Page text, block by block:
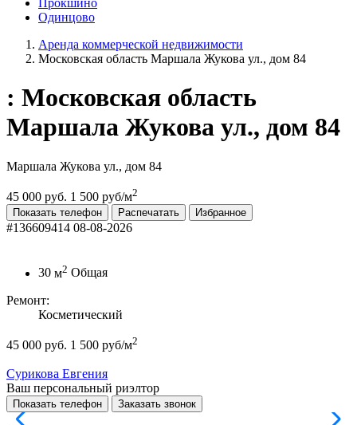
Прокшино
Одинцово
Аренда коммерческой недвижимости
Московская область Маршала Жукова ул., дом 84
: Московская область
Маршала Жукова ул., дом 84
Маршала Жукова ул., дом 84
45 000 руб. 1 500 руб/м2
Показать телефон
Распечатать Избранное
#136609414 08-08-2026
30 м2 Общая
Ремонт:
Косметический
45 000 руб. 1 500 руб/м2
Сурикова Евгения
Ваш персональный риэлтор
Показать телефон Заказать звонок